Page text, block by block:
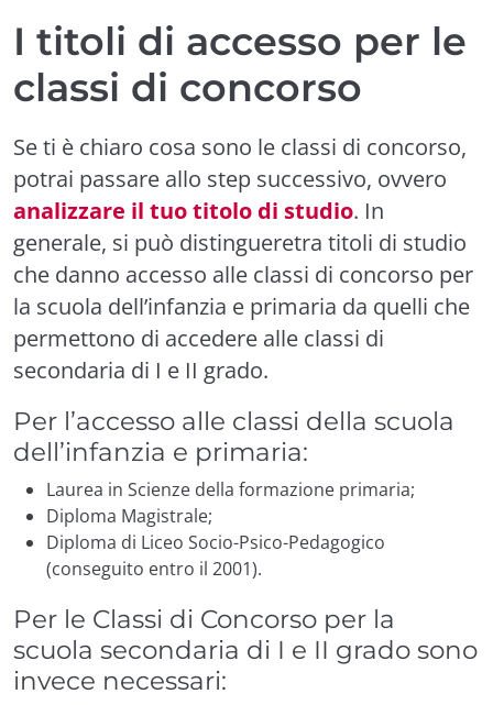
I titoli di accesso per le
classi di concorso
Se ti è chiaro cosa sono le classi di concorso,
potrai passare allo step successivo, ovvero
analizzare il tuo titolo di studio. In
generale, si può distingueretra titoli di studio
che danno accesso alle classi di concorso per
la scuola dell’infanzia e primaria da quelli che
permettono di accedere alle classi di
secondaria di I e II grado.
Per l’accesso alle classi della scuola
dell’infanzia e primaria:
Laurea in Scienze della formazione primaria;
Diploma Magistrale;
Diploma di Liceo Socio-Psico-Pedagogico
(conseguito entro il 2001).
Per le Classi di Concorso per la
scuola secondaria di I e II grado sono
invece necessari: